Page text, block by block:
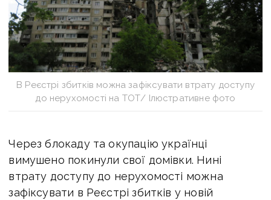
В Реєстрі збитків можна зафіксувати втрату доступу
до нерухомості на ТОТ/ Ілюстративне фото
Через блокаду та окупацію українці
вимушено покинули свої домівки. Нині
втрату доступу до нерухомості можна
зафіксувати в Реєстрі збитків у новій